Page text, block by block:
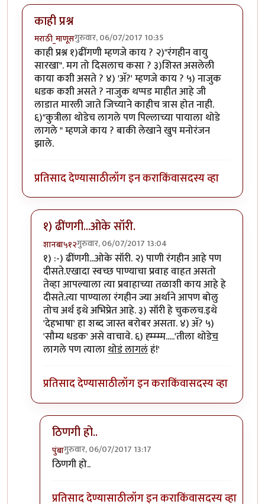
काही प्रश्न
मराठी_माणूसगुरुवार, 06/07/2017 10:35
काही प्रश्न १)ढींगणी म्हणजे काय ? २)"रंगहीन वायु
सारखा". मग तो दिसलाच कसा ? ३)शिस्त असलेली
काया कशी असते ? ४) 'अ‍ॅ?' म्हणजे काय ? ५) नाजुक
धडक कशी असते ? नाजुक थप्पड माहीत आहे जी
लाडात मारली जाते जिच्याने काहीच त्रास होत नाही.
६)"कुत्रीला थोडेच लागले पण पिल्लाच्या पायाला थोडे
लागले " म्हणजे काय ? बाकी लेखाने खुप मनोरंजन
झाले.
प्रतिसाद देण्यासाठीलॉग इन कराकिंवासदस्य व्हा
१) ढींणगी...ओके सॉरी.
शानबा५१२गुरुवार, 06/07/2017 13:04
In reply toकाही प्रश्नbyमराठी_माणूस
१) :-) ढींणगी...ओके सॉरी. २) पाणी रंगहीन आहे पण
दीसते.एखादा स्वच्छ पाण्याचा प्रवाह वाहत असतो
तेव्हा आपल्याला त्या प्रवाहाच्या तळाशी काय आहे हे
दीसते.त्या पाण्याला रंगहीन ज्या अर्थाने आपण बोलु
तोच अर्थ इथे अभिप्रेत आहे. ३) सॉरी हे चुकलच.इथे
'देहभाषा' हा शब्द जास्त बरोबर असता. ४) अ‍ॅ? ५)
'सौम्य धडक' असे वाचावे. ६) ह्म्म्म्म.....'तीला थोडेच
लागले पण त्यालाथोडं लागलंहं!'
प्रतिसाद देण्यासाठीलॉग इन कराकिंवासदस्य व्हा
ठिणगी हो..
पुंबागुरुवार, 06/07/2017 13:17
In reply to
ठिणगी हो..
प्रतिसाद देण्यासाठीलॉग इन कराकिंवासदस्य व्हा